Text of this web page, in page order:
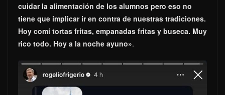
cuidar la alimentación de los alumnos pero eso no
tiene que implicar ir en contra de nuestras tradiciones.
Hoy comí tortas fritas, empanadas fritas y buseca. Muy
rico todo. Hoy a la noche ayuno».